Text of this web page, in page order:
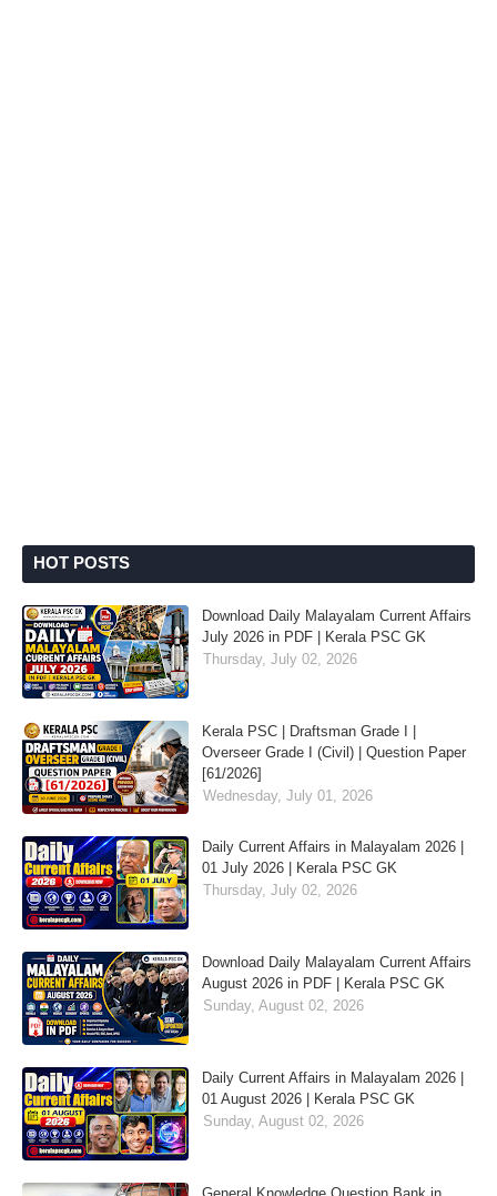
HOT POSTS
Download Daily Malayalam Current Affairs
July 2026 in PDF | Kerala PSC GK
Thursday, July 02, 2026
Kerala PSC | Draftsman Grade I |
Overseer Grade I (Civil) | Question Paper
[61/2026]
Wednesday, July 01, 2026
Daily Current Affairs in Malayalam 2026 |
01 July 2026 | Kerala PSC GK
Thursday, July 02, 2026
Download Daily Malayalam Current Affairs
August 2026 in PDF | Kerala PSC GK
Sunday, August 02, 2026
Daily Current Affairs in Malayalam 2026 |
01 August 2026 | Kerala PSC GK
Sunday, August 02, 2026